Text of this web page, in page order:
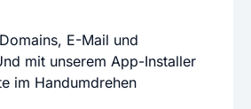
E-Mail und
mit unserem App-Installer
im Handumdrehen